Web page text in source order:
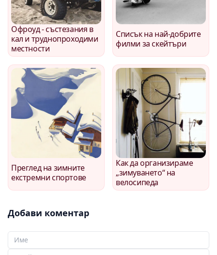
Офроуд - състезания в
кал и труднопроходими
местности
Списък на най-добрите
филми за скейтъри
Преглед на зимните
екстремни спортове
Как да организираме
„зимуването“ на
велосипеда
Добави коментар
Вашето име